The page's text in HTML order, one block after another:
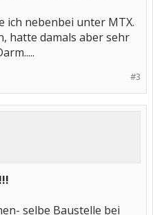
ich nebenbei unter MTX.
hatte damals aber sehr
#3
selbe Baustelle bei